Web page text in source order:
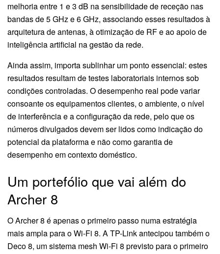
melhoria entre 1 e 3 dB na sensibilidade de receção nas
bandas de 5 GHz e 6 GHz, associando esses resultados à
arquitetura de antenas, à otimização de RF e ao apoio de
inteligência artificial na gestão da rede.
Ainda assim, importa sublinhar um ponto essencial: estes
resultados resultam de testes laboratoriais internos sob
condições controladas. O desempenho real pode variar
consoante os equipamentos clientes, o ambiente, o nível
de interferência e a configuração da rede, pelo que os
números divulgados devem ser lidos como indicação do
potencial da plataforma e não como garantia de
desempenho em contexto doméstico.
Um portefólio que vai além do
Archer 8
O Archer 8 é apenas o primeiro passo numa estratégia
mais ampla para o Wi-Fi 8. A TP-Link antecipou também o
Deco 8, um sistema mesh Wi-Fi 8 previsto para o primeiro